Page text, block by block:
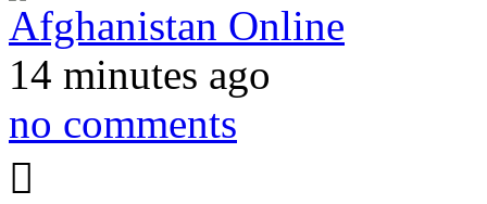
Afghanistan Online
14 minutes ago
no comments